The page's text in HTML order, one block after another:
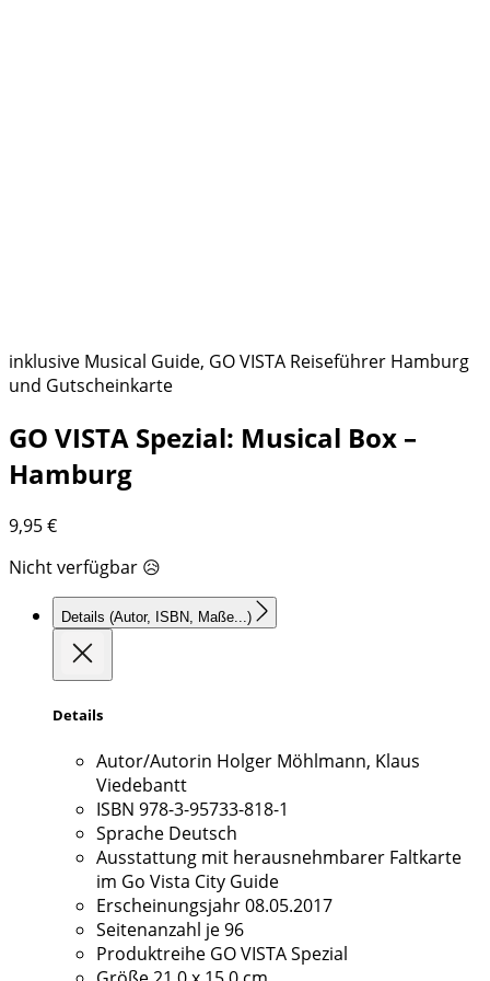
inklusive Musical Guide, GO VISTA Reiseführer Hamburg
und Gutscheinkarte
GO VISTA Spezial: Musical Box –
Hamburg
9,95€
Nicht verfügbar 😥
Details (Autor, ISBN, Maße...)
Details
Autor/Autorin Holger Möhlmann, Klaus
Viedebantt
ISBN 978-3-95733-818-1
Sprache Deutsch
Ausstattung mit herausnehmbarer Faltkarte
im Go Vista City Guide
Erscheinungsjahr08.05.2017
Seitenanzahl je 96
Produktreihe GO VISTA Spezial